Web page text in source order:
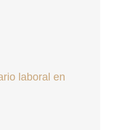
laboral en